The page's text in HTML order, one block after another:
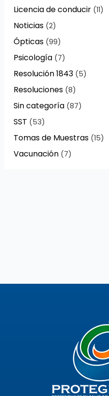
Licencia de conducir(11)
Noticias(2)
Ópticas(99)
Psicología(7)
Resolución 1843(5)
Resoluciones(8)
Sin categoría(87)
SST (53)
Tomas de Muestras(15)
Vacunación(7)